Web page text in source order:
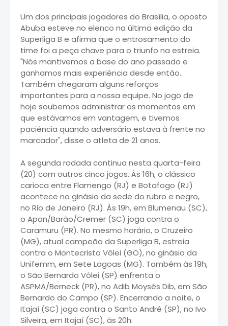
Um dos principais jogadores do Brasília, o oposto
Abuba esteve no elenco na última edição da
Superliga B e afirma que o entrosamento do
time foi a peça chave para o triunfo na estreia.
"Nós mantivemos a base do ano passado e
ganhamos mais experiência desde então.
Também chegaram alguns reforços
importantes para a nossa equipe. No jogo de
hoje soubemos administrar os momentos em
que estávamos em vantagem, e tivemos
paciência quando adversário estava à frente no
marcador", disse o atleta de 21 anos.
A segunda rodada continua nesta quarta-feira
(20) com outros cinco jogos. Às 16h, o clássico
carioca entre Flamengo (RJ) e Botafogo (RJ)
acontece no ginásio da sede do rubro e negro,
no Rio de Janeiro (RJ). Às 19h, em Blumenau (SC),
o Apan/Barão/Cremer (SC) joga contra o
Caramuru (PR). No mesmo horário, o Cruzeiro
(MG), atual campeão da Superliga B, estreia
contra o Montecristo Vôlei (GO), no ginásio da
Unifemm, em Sete Lagoas (MG). Também às 19h,
o São Bernardo Vôlei (SP) enfrenta o
ASPMA/Berneck (PR), no Adib Moysés Dib, em São
Bernardo do Campo (SP). Encerrando a noite, o
Itajaí (SC) joga contra o Santo André (SP), no Ivo
Silveira, em Itajaí (SC), às 20h.